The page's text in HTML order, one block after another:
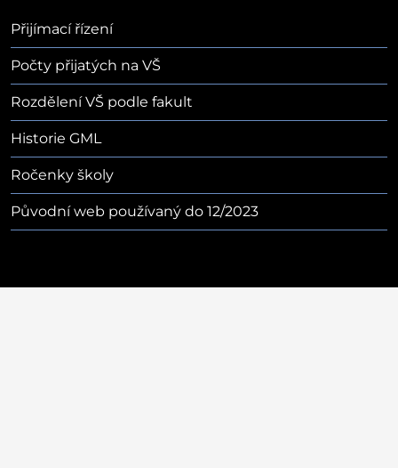
Přijímací řízení
Počty přijatých na VŠ
Rozdělení VŠ podle fakult
Historie GML
Ročenky školy
Původní web používaný do 12/2023